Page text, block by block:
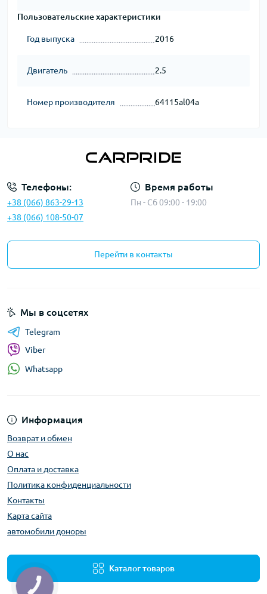
Пользовательские характеристики
Год выпуска 2016
Двигатель 2.5
Номер производителя 64115al04a
Телефоны:
+38 (066) 863-29-13
+38 (066) 108-50-07
Время работы
Пн - Сб 09:00 - 19:00
Перейти в контакты
Информация
Возврат и обмен
О нас
Оплата и доставка
Политика конфиденциальности
Контакты
Карта сайта
автомобили доноры
Каталог товаров
Мы в соцсетях
Telegram
Viber
Whatsapp
КНОПКА
ЗВ'ЯЗКУ